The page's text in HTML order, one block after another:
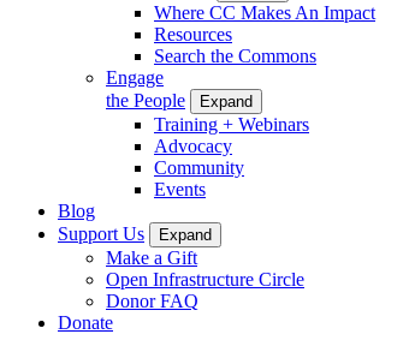
Where CC Makes An Impact
Resources
Search the Commons
Engage
the People
Expand
Training + Webinars
Advocacy
Community
Events
Blog
Support Us
Expand
Make a Gift
Open Infrastructure Circle
Donor FAQ
Donate